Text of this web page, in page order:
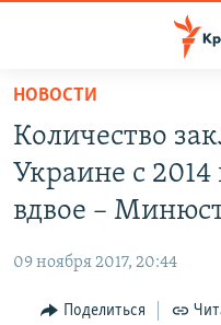
Вернуться
основному
содержанию
Вернутся
главной
навигации
Вернутся
11 ЛЕТ ОККУПАЦИИ
ВОДА
ЕЩЕ
ИНТЕРАКТИВ
РАДІО СВОБОДА
НОВОСТИ
Количество
Украине с 2014
вдвое –
09 ноября 2017, 20:44
Поделиться